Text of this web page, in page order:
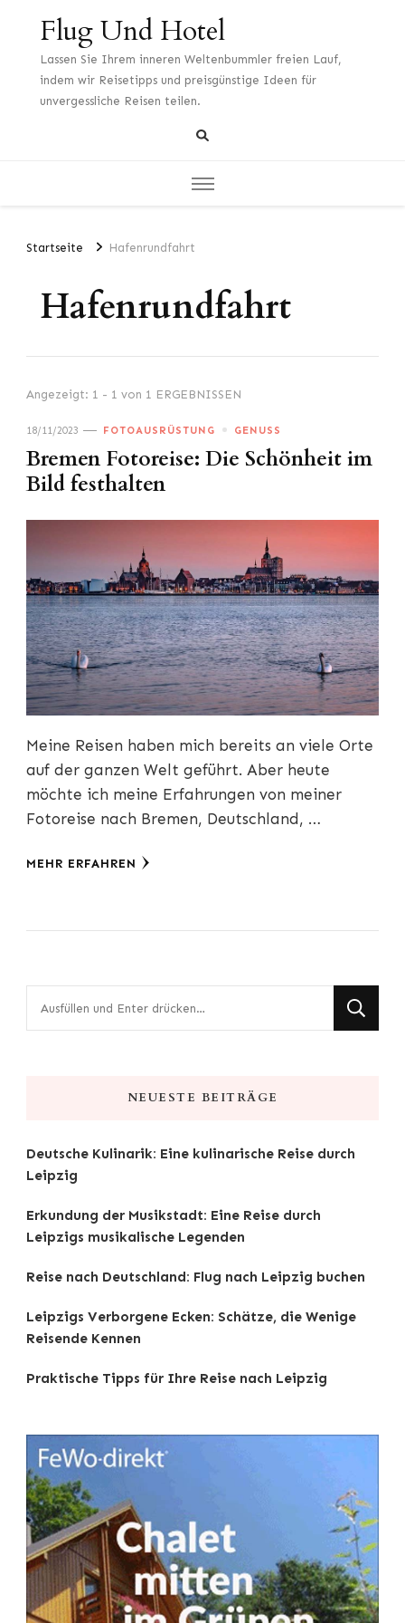
Flug Und Hotel
Lassen Sie Ihrem inneren Weltenbummler freien Lauf,
indem wir Reisetipps und preisgünstige Ideen für
unvergessliche Reisen teilen.
Startseite Hafenrundfahrt
Hafenrundfahrt
Angezeigt: 1 - 1 von 1 ERGEBNISSEN
18/11/2023 FOTOAUSRÜSTUNG GENUSS
Bremen Fotoreise: Die Schönheit im
Bild festhalten
Meine Reisen haben mich bereits an viele Orte
auf der ganzen Welt geführt. Aber heute
möchte ich meine Erfahrungen von meiner
Fotoreise nach Bremen, Deutschland, …
MEHR ERFAHREN
NEUESTE BEITRÄGE
Deutsche Kulinarik: Eine kulinarische Reise durch
Leipzig
Erkundung der Musikstadt: Eine Reise durch
Leipzigs musikalische Legenden
Reise nach Deutschland: Flug nach Leipzig buchen
Leipzigs Verborgene Ecken: Schätze, die Wenige
Reisende Kennen
Praktische Tipps für Ihre Reise nach Leipzig